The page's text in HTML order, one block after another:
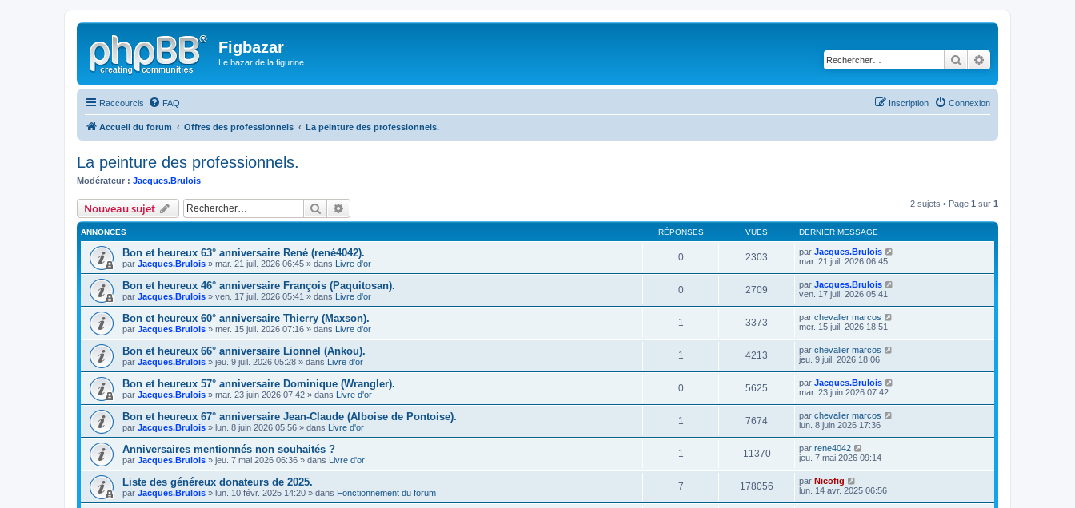
Figbazar
Le bazar de la figurine Rechercher
Raccourcis FAQ Connexion
Inscription
Accueil du forum Offres des professionnels La peinture des professionnels.
La peinture des professionnels.
Modérateur : Jacques.Brulois
Nouveau sujet Rechercher 2 sujets • Page 1 sur 1
ANNONCES RÉPONSES VUES DERNIER MESSAGE
Bon et heureux 63° anniversaire René (rené4042).
par Jacques.Brulois » mar. 21 juil. 2026 06:45 » dans Livre d'or
0 2303 par Jacques.Brulois
mar. 21 juil. 2026 06:45
Bon et heureux 46° anniversaire François (Paquitosan).
par Jacques.Brulois » ven. 17 juil. 2026 05:41 » dans Livre d'or
0 2709 par Jacques.Brulois
ven. 17 juil. 2026 05:41
Bon et heureux 60° anniversaire Thierry (Maxson).
par Jacques.Brulois » mer. 15 juil. 2026 07:16 » dans Livre d'or
1 3373 par chevalier marcos
mer. 15 juil. 2026 18:51
Bon et heureux 66° anniversaire Lionnel (Ankou).
par Jacques.Brulois » jeu. 9 juil. 2026 05:28 » dans Livre d'or
1 4213 par chevalier marcos
jeu. 9 juil. 2026 18:06
Bon et heureux 57° anniversaire Dominique (Wrangler).
par Jacques.Brulois » mar. 23 juin 2026 07:42 » dans Livre d'or
0 5625 par Jacques.Brulois
mar. 23 juin 2026 07:42
Bon et heureux 67° anniversaire Jean-Claude (Alboise de Pontoise).
par Jacques.Brulois » lun. 8 juin 2026 05:56 » dans Livre d'or
1 7674 par chevalier marcos
lun. 8 juin 2026 17:36
Anniversaires mentionnés non souhaités ?
par Jacques.Brulois » jeu. 7 mai 2026 06:36 » dans Livre d'or
1 11370 par rene4042
jeu. 7 mai 2026 09:14
Liste des généreux donateurs de 2025.
par Jacques.Brulois » lun. 10 févr. 2025 14:20 » dans Fonctionnement du forum
7 178056 par Nicofig
lun. 14 avr. 2025 06:56